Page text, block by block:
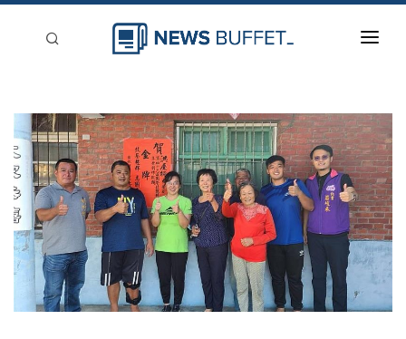
新聞稿分類
登入
刊登